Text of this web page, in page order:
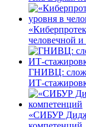
человечной
ГНИВЦ:
«СИБУР